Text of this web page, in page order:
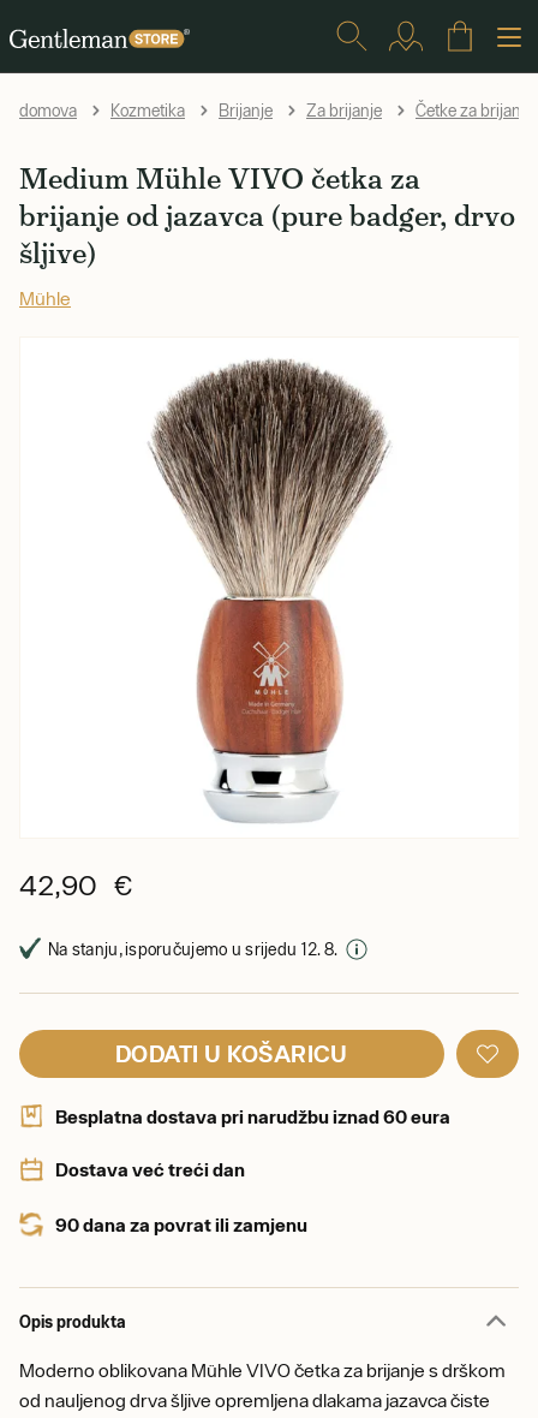
domova Kozmetika Brijanje Za brijanje Četke za brijanje
Medium Mühle VIVO četka za
brijanje od jazavca (pure badger, drvo
šljive)
Mühle
42,90 €
Na stanju, isporučujemo u srijedu 12. 8.
DODATI U KOŠARICU
Besplatna dostava pri narudžbu iznad 60 eura
Dostava već treći dan
90 dana za povrat ili zamjenu
Opis produkta
Moderno oblikovana Mühle VIVO četka za brijanje s drškom
od nauljenog drva šljive opremljena dlakama jazavca čiste